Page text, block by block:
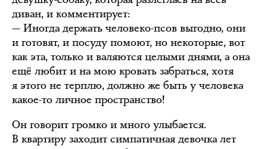
диван, и комментирует:
— Иногда держать человеко-псов выгодно, они
и готовят, и посуду помоют, но некоторые, вот
как эта, только и валяются целыми днями, а она
ещё любит и на мою кровать забраться, хотя
я этого не терплю, должно же быть у человека
какое-то личное пространство!
Он говорит громко и много улыбается.
В квартиру заходит симпатичная девочка лет